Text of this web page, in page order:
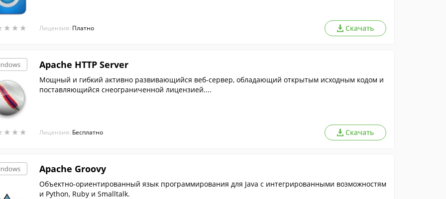
★ ★ ★
★ ★ ★ Лицензия: Платно Скачать
★ ★ ★
★ ★ ★
Apache HTTP Server
Мощный и гибкий активно развивающийся веб-сервер, обладающий открытым исходным кодом и
поставляющийся снеограниченной лицензией....
Лицензия: Бесплатно Скачать
Apache Groovy
Объектно-ориентированный язык программирования для Java с интегрированными возможностям
и Python, Ruby и Smalltalk.